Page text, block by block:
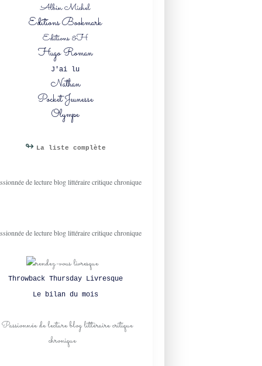
JOE HEAP
YOUNG ADULT
HISTORIQUE
Albin Michel
Editions Bookmark
Editions &H
Hugo Roman
J'ai lu
Nathan
Pocket Jeunesse
Olympe
↬ La liste complète
Throwback Thursday Livresque
Le bilan du mois